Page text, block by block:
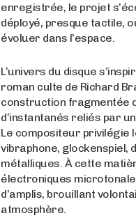
enregistrée, le projet
déployé, presque tactile,
évoluer dans l’espace.
L’univers du disque
roman culte de Richard
construction fragmentée
d’instantanés reliés par
Le compositeur privilégie
vibraphone, glockenspiel,
métalliques. À cette
électroniques
d’amplis, brouillant
atmosphère.